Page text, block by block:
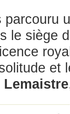
parcouru
le siège
et
Lemaistre